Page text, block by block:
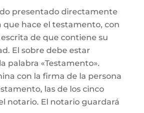
presentado directamente
que hace el testamento, con
de que contiene su
El sobre debe estar
palabra «Testamento».
con la firma de la persona
las de los cinco
notario. El notario guardará